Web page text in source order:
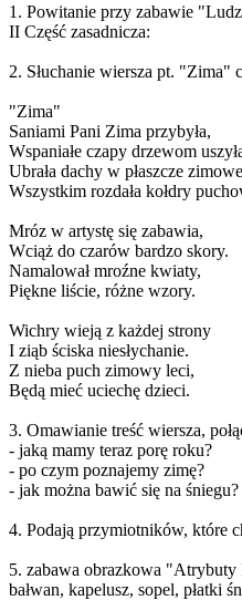
1. Powitanie przy zabawie
II Część zasadnicza:
2. Słuchanie wiersza pt. "Zima"
"Zima"
Saniami Pani Zima przybyła,
Wspaniałe czapy drzewom
Ubrała dachy w płaszcze
Wszystkim rozdała kołdry
Mróz w artystę się zabawia,
Wciąż do czarów bardzo skory.
Namalował mroźne kwiaty,
Piękne liście, różne wzory.
Wichry wieją z każdej strony
I ziąb ściska niesłychanie.
Z nieba puch zimowy leci,
Będą mieć uciechę dzieci.
3. Omawianie treść wiersza,
- jaką mamy teraz porę roku?
- po czym poznajemy zimę?
- jak można bawić się na śniegu?
4. Podają przymiotników, które
5. zabawa obrazkowa "Atrybuty
bałwan, kapelusz, sopel, płatki